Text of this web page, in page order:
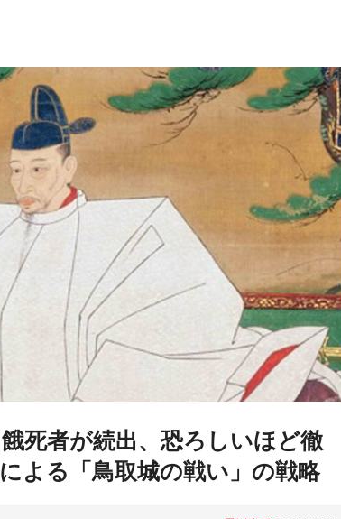
死者が続出、恐ろしいほど徹
よる「鳥取城の戦い」の戦略